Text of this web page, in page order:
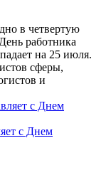
в четвертую
работника
на 25 июля.
сферы,
и
с Днем